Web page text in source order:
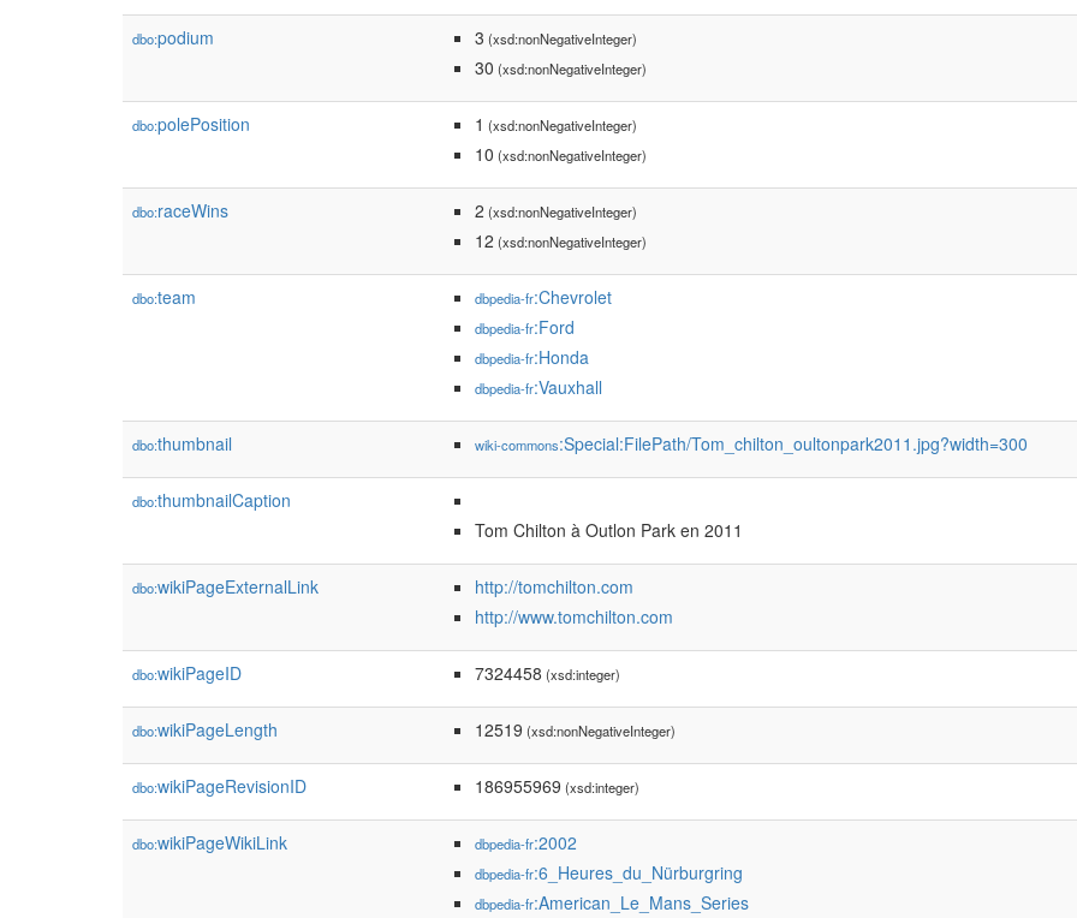
dbo:podium 3 (xsd:nonNegativeInteger)
30 (xsd:nonNegativeInteger)
dbo:polePosition 1 (xsd:nonNegativeInteger)
10 (xsd:nonNegativeInteger)
dbo:raceWins 2 (xsd:nonNegativeInteger)
12 (xsd:nonNegativeInteger)
dbo:team dbpedia-fr:Chevrolet
dbpedia-fr:Ford
dbpedia-fr:Honda
dbpedia-fr:Vauxhall
dbo:thumbnail wiki-commons:Special:FilePath/Tom_chilton_oultonpark2011.jpg?width=300
dbo:thumbnailCaption
Tom Chilton à Outlon Park en 2011
dbo:wikiPageExternalLink
http://tomchilton.com
http://www.tomchilton.com
dbo:wikiPageID 7324458 (xsd:integer)
dbo:wikiPageLength 12519 (xsd:nonNegativeInteger)
dbo:wikiPageRevisionID 186955969 (xsd:integer)
dbo:wikiPageWikiLink dbpedia-fr:2002
dbpedia-fr:6_Heures_du_Nürburgring
dbpedia-fr:American_Le_Mans_Series